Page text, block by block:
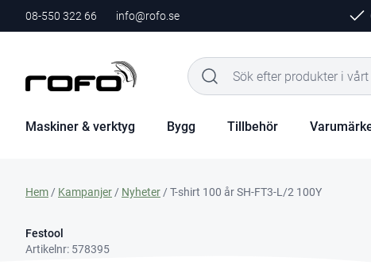
08-550 322 66 info@rofo.se
Maskiner & verktyg Bygg Tillbehör
Hem / Kampanjer / Nyheter / T-shirt 100 år SH-FT3-L/2 100Y
Festool
Artikelnr: 578395